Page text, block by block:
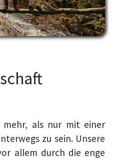
mehr, als nur mit einer
zu sein. Unsere
allem durch die enge